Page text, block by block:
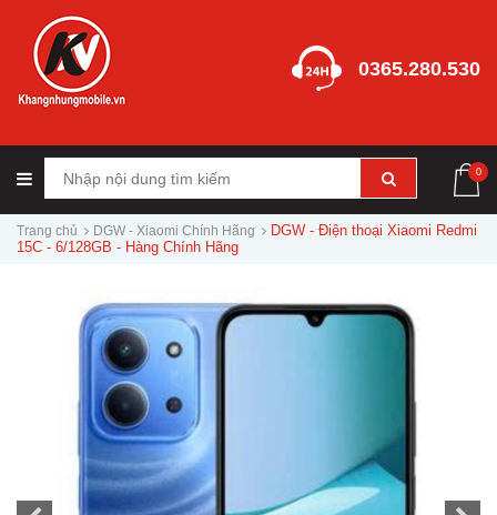
0365.280.530
0
Trang chủ DGW - Xiaomi Chính Hãng
DGW - Điện thoại Xiaomi Redmi
15C - 6/128GB - Hàng Chính Hãng